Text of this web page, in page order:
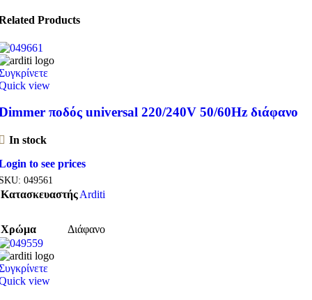
Products
view
ποδός universal 220/240V 50/60Hz διάφανο
In stock
to see prices
049561
ΚατασκευαστήςArditi
Χρώμα Διάφανο
view